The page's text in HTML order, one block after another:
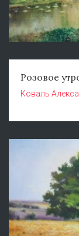
Розовое
Коваль